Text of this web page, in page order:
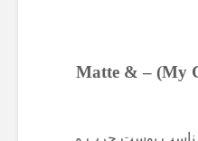
کرم پودر مای (My Cosmetics) – Matte &
پوست چرب و